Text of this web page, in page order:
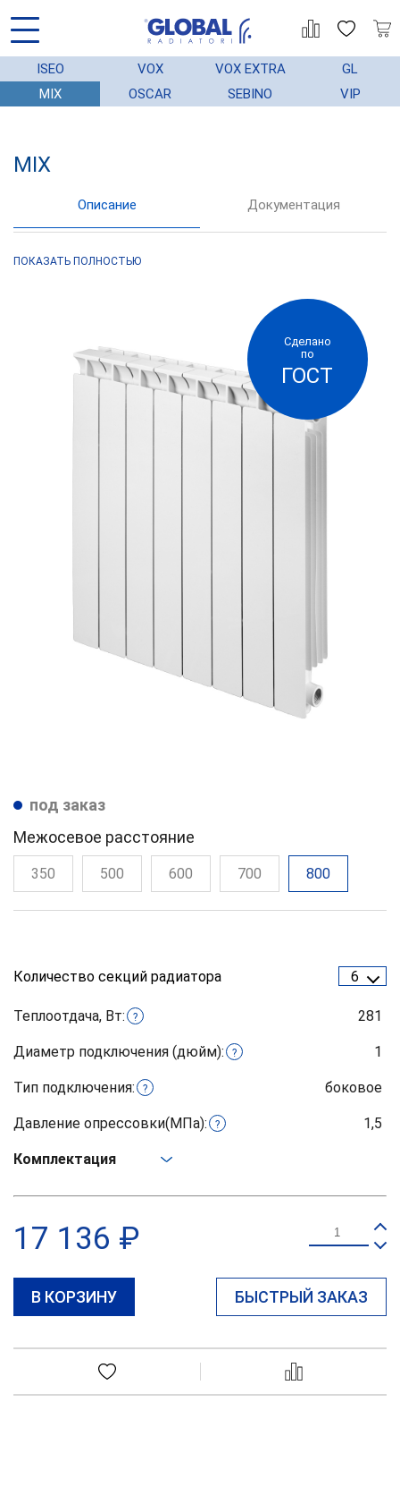
ISEO VOX VOX EXTRA
GL
MIX
OSCAR SEBINO VIP
MIX
Описание Документация
Модели Global Mix, эффективно
достигается сочетанием элегантной
формы и яркого и нестираемого цвета,
получаемого за счет применения
двухступенчатой технологии окрашивания.
ПОКАЗАТЬ ПОЛНОСТЬЮ
Сделано
по
ГОСТ
под заказ
Межосевое расстояние
350 500 600 700 800
Количество секций радиатора 6
Теплоотдача, Вт: ? 281
Диаметр подключения (дюйм): ? 1
Тип подключения: ? боковое
Давление опрессовки(МПа): ? 1,5
Комплектация
17 136 ₽
В КОРЗИНУ БЫСТРЫЙ ЗАКАЗ